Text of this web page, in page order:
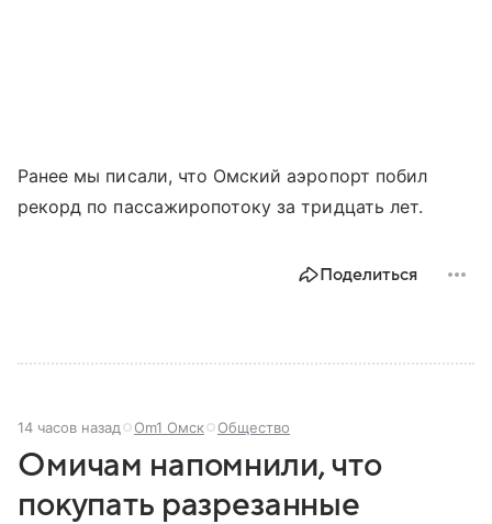
Ранее мы писали, что Омский аэропорт побил
рекорд по пассажиропотоку за тридцать лет.
Поделиться
14 часов назад Om1 Омск Общество
Омичам напомнили, что
покупать разрезанные